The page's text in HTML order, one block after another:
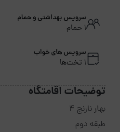
سرویس بهداشتی و حمام
1 حمام
سرویس های خواب
1 تخت‌ها
توضیحات اقامتگاه
بهار نارنج ۴
طبقه دوم